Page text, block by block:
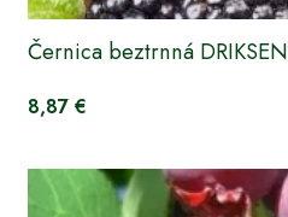
Černica beztrnná DRIKSEN
8,87 €